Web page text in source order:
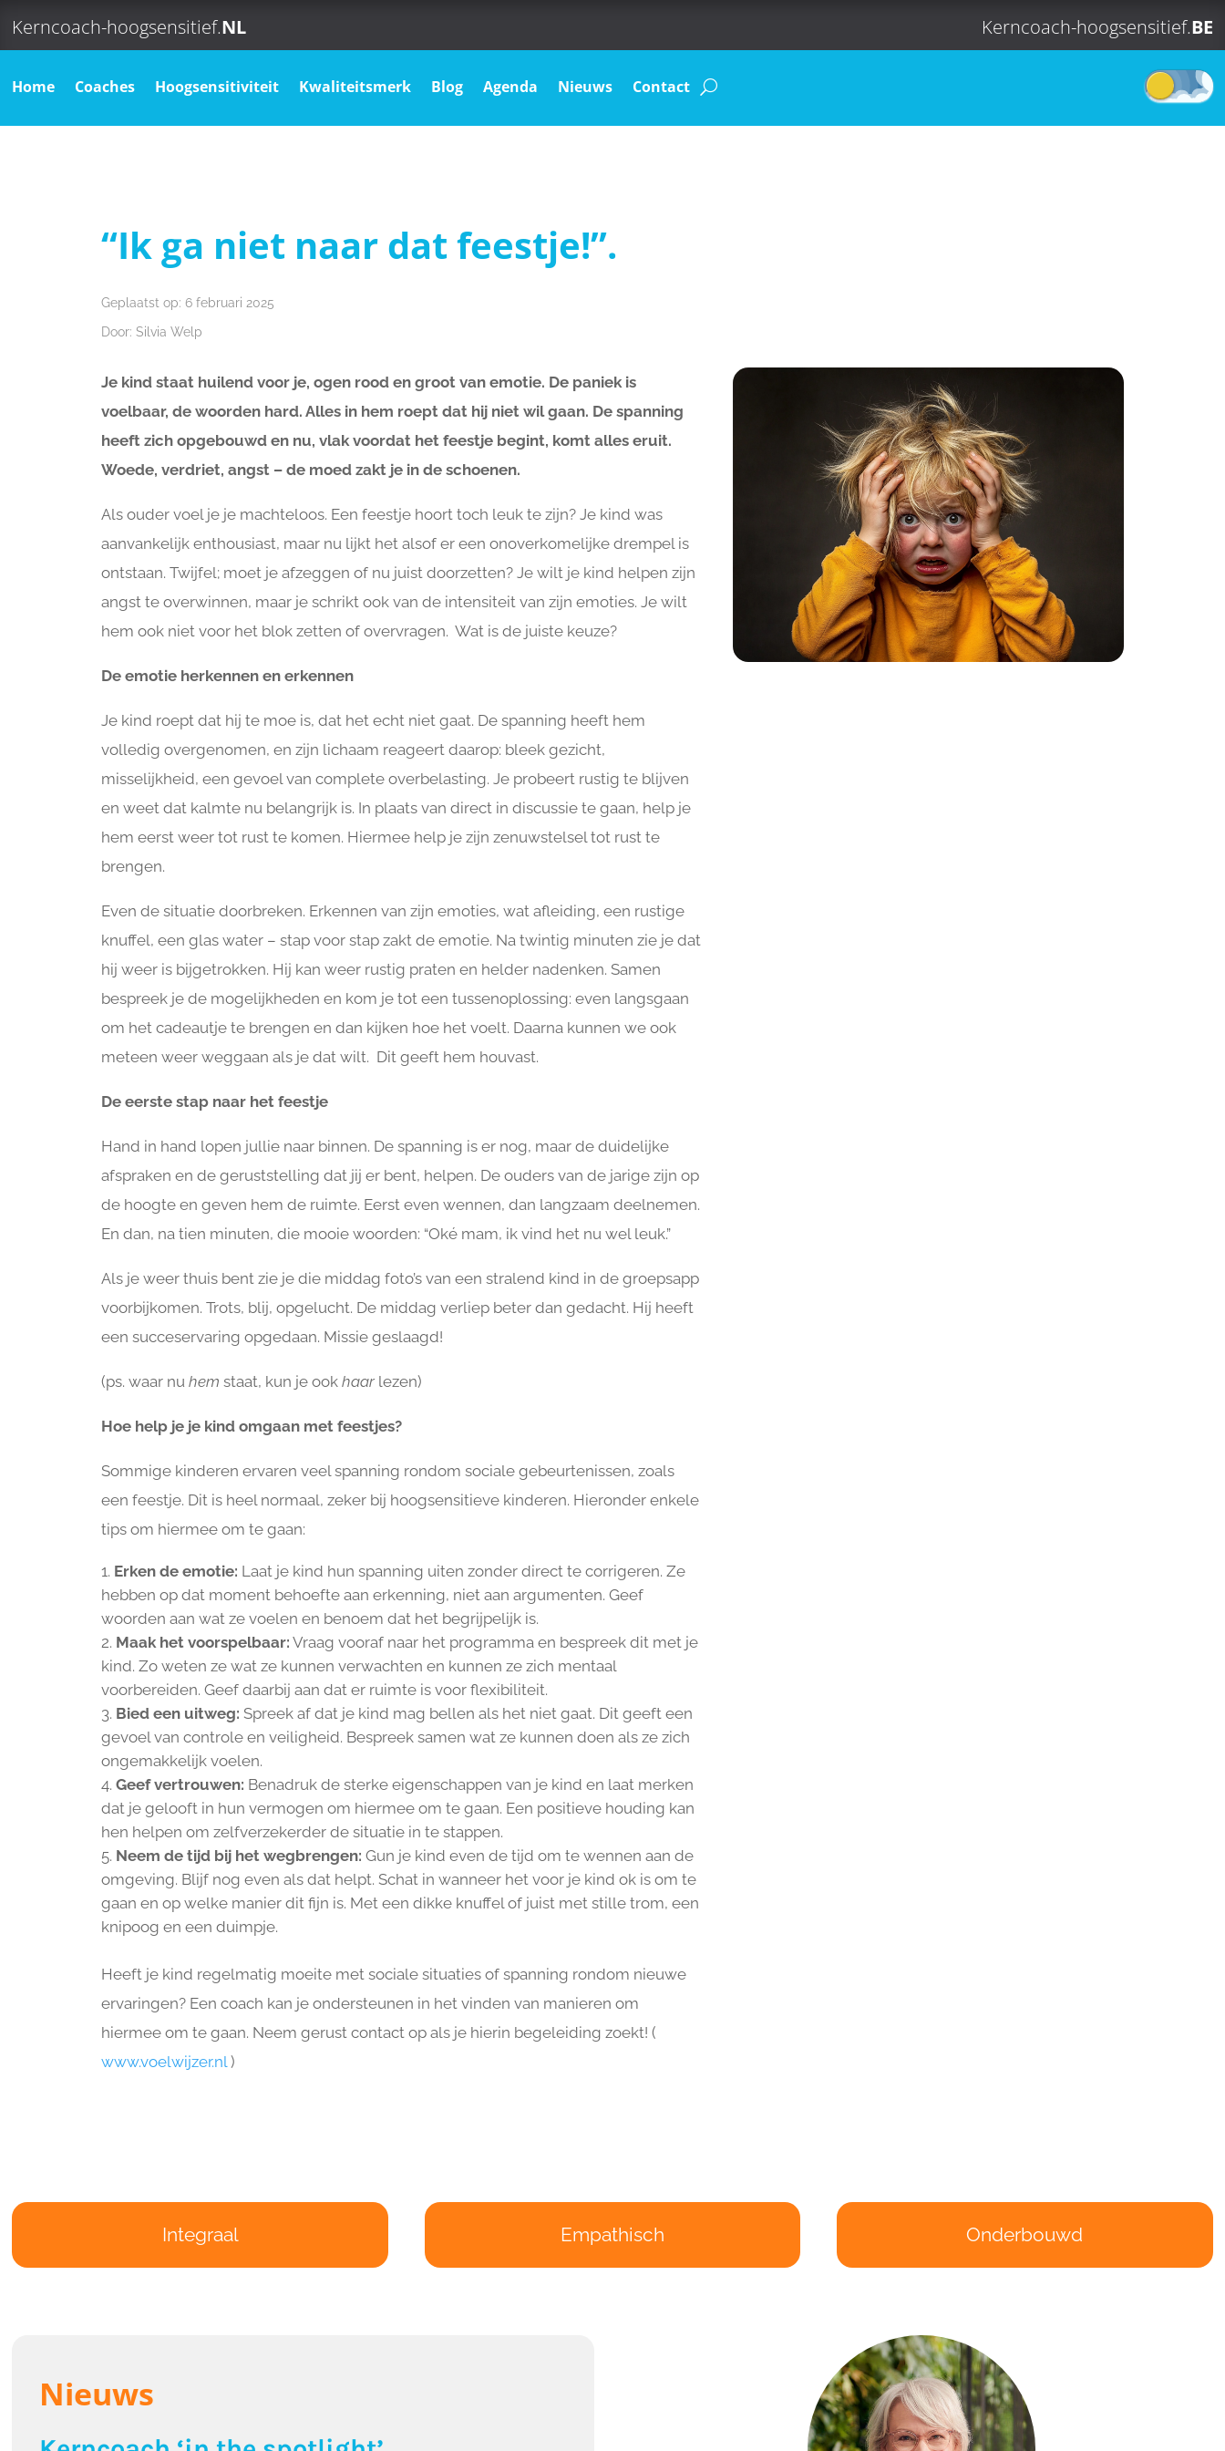
Kerncoach-hoogsensitief.NL Kerncoach-hoogsensitief.BE
Home Coaches Hoogsensitiviteit Kwaliteitsmerk Blog Agenda Nieuws Contact
“Ik ga niet naar dat feestje!”.
Geplaatst op: 6 februari 2025
Door: Silvia Welp
Je kind staat huilend voor je, ogen rood en groot van emotie. De paniek is
voelbaar, de woorden hard. Alles in hem roept dat hij niet wil gaan. De spanning
heeft zich opgebouwd en nu, vlak voordat het feestje begint, komt alles eruit.
Woede, verdriet, angst – de moed zakt je in de schoenen.
Als ouder voel je je machteloos. Een feestje hoort toch leuk te zijn? Je kind was
aanvankelijk enthousiast, maar nu lijkt het alsof er een onoverkomelijke drempel is
ontstaan. Twijfel; moet je afzeggen of nu juist doorzetten? Je wilt je kind helpen zijn
angst te overwinnen, maar je schrikt ook van de intensiteit van zijn emoties. Je wilt
hem ook niet voor het blok zetten of overvragen. Wat is de juiste keuze?
De emotie herkennen en erkennen
Je kind roept dat hij te moe is, dat het echt niet gaat. De spanning heeft hem
volledig overgenomen, en zijn lichaam reageert daarop: bleek gezicht,
misselijkheid, een gevoel van complete overbelasting. Je probeert rustig te blijven
en weet dat kalmte nu belangrijk is. In plaats van direct in discussie te gaan, help je
hem eerst weer tot rust te komen. Hiermee help je zijn zenuwstelsel tot rust te
brengen.
Even de situatie doorbreken. Erkennen van zijn emoties, wat afleiding, een rustige
knuffel, een glas water – stap voor stap zakt de emotie. Na twintig minuten zie je dat
hij weer is bijgetrokken. Hij kan weer rustig praten en helder nadenken. Samen
bespreek je de mogelijkheden en kom je tot een tussenoplossing: even langsgaan
om het cadeautje te brengen en dan kijken hoe het voelt. Daarna kunnen we ook
meteen weer weggaan als je dat wilt. Dit geeft hem houvast.
De eerste stap naar het feestje
Hand in hand lopen jullie naar binnen. De spanning is er nog, maar de duidelijke
afspraken en de geruststelling dat jij er bent, helpen. De ouders van de jarige zijn op
de hoogte en geven hem de ruimte. Eerst even wennen, dan langzaam deelnemen.
En dan, na tien minuten, die mooie woorden: “Oké mam, ik vind het nu wel leuk.”
Als je weer thuis bent zie je die middag foto’s van een stralend kind in de groepsapp
voorbijkomen. Trots, blij, opgelucht. De middag verliep beter dan gedacht. Hij heeft
een succeservaring opgedaan. Missie geslaagd!
(ps. waar nuhem staat, kun je ookhaarlezen)
Hoe help je je kind omgaan met feestjes?
Sommige kinderen ervaren veel spanning rondom sociale gebeurtenissen, zoals
een feestje. Dit is heel normaal, zeker bij hoogsensitieve kinderen. Hieronder enkele
tips om hiermee om te gaan:
Erken de emotie: Laat je kind hun spanning uiten zonder direct te corrigeren. Ze
hebben op dat moment behoefte aan erkenning, niet aan argumenten. Geef
woorden aan wat ze voelen en benoem dat het begrijpelijk is.
Maak het voorspelbaar: Vraag vooraf naar het programma en bespreek dit met je
kind. Zo weten ze wat ze kunnen verwachten en kunnen ze zich mentaal
voorbereiden. Geef daarbij aan dat er ruimte is voor flexibiliteit.
Bied een uitweg: Spreek af dat je kind mag bellen als het niet gaat. Dit geeft een
gevoel van controle en veiligheid. Bespreek samen wat ze kunnen doen als ze zich
ongemakkelijk voelen.
Geef vertrouwen: Benadruk de sterke eigenschappen van je kind en laat merken
dat je gelooft in hun vermogen om hiermee om te gaan. Een positieve houding kan
hen helpen om zelfverzekerder de situatie in te stappen.
Neem de tijd bij het wegbrengen: Gun je kind even de tijd om te wennen aan de
omgeving. Blijf nog even als dat helpt. Schat in wanneer het voor je kind ok is om te
gaan en op welke manier dit fijn is. Met een dikke knuffel of juist met stille trom, een
knipoog en een duimpje.
Heeft je kind regelmatig moeite met sociale situaties of spanning rondom nieuwe
ervaringen? Een coach kan je ondersteunen in het vinden van manieren om
hiermee om te gaan. Neem gerust contact op als je hierin begeleiding zoekt! (
www.voelwijzer.nl)
Integraal Empathisch Onderbouwd
Nieuws